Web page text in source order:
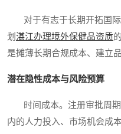
对于有志于长期开拓国际
划 湛江办理境外保健品资质
是摊薄长期合规成本、建立
潜在隐性成本与风险预算
时间成本。注册审批周期
内的人力投入、市场机会成